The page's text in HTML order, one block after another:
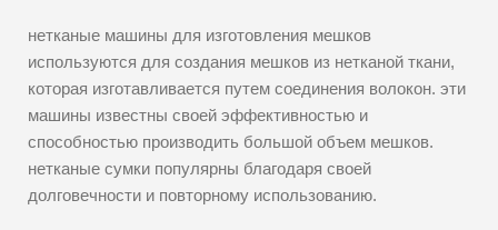
нетканые машины для изготовления мешков
используются для создания мешков из нетканой ткани,
которая изготавливается путем соединения волокон. эти
машины известны своей эффективностью и
способностью производить большой объем мешков.
нетканые сумки популярны благодаря своей
долговечности и повторному использованию.